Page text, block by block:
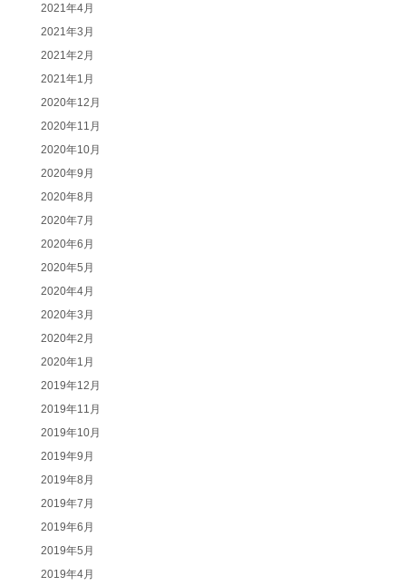
2021年4月
2021年3月
2021年2月
2021年1月
2020年12月
2020年11月
2020年10月
2020年9月
2020年8月
2020年7月
2020年6月
2020年5月
2020年4月
2020年3月
2020年2月
2020年1月
2019年12月
2019年11月
2019年10月
2019年9月
2019年8月
2019年7月
2019年6月
2019年5月
2019年4月